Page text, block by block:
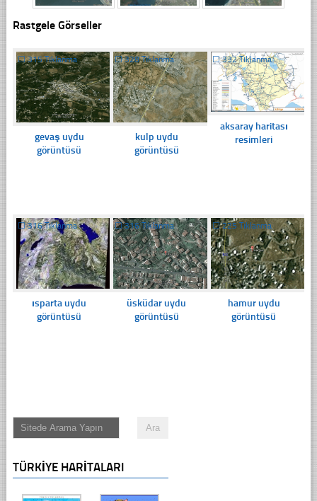
Rastgele Görseller
☐315 Tıklanma
gevaş uydu
görüntüsü
☐328 Tıklanma
kulp uydu
görüntüsü
☐332 Tıklanma
aksaray haritası
resimleri
☐316 Tıklanma
ısparta uydu
görüntüsü
☐316 Tıklanma
üsküdar uydu
görüntüsü
☐225 Tıklanma
hamur uydu
görüntüsü
TÜRKIYE HARITALARI